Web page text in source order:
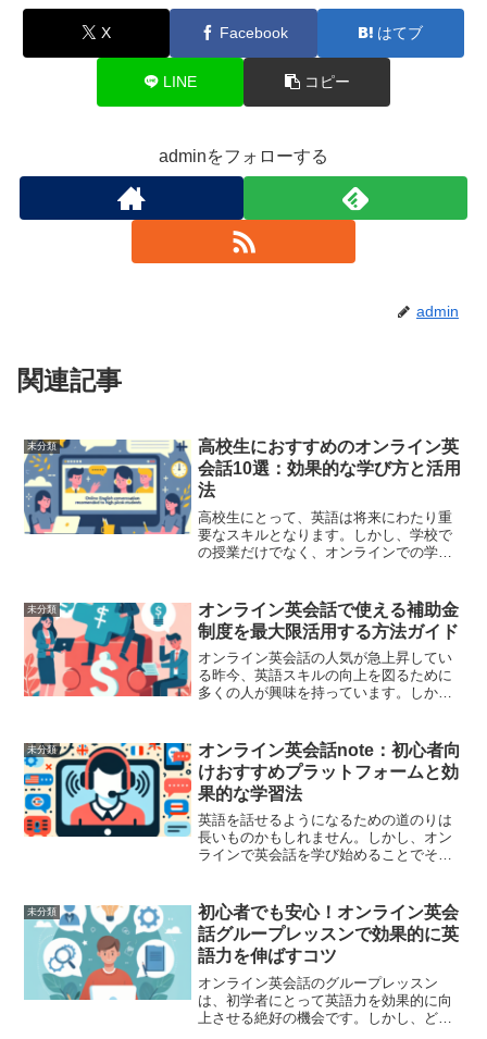
X Facebook はてブ
LINE コピー
adminをフォローする
admin
関連記事
未分類
高校生におすすめのオンライン英
会話10選：効果的な学び方と活用
法
高校生にとって、英語は将来にわたり重
要なスキルとなります。しかし、学校で
の授業だけでなく、オンラインでの学び
では、高校生におすすめのオンライン英
会話を10つご紹介し、そ...
未分類
オンライン英会話で使える補助金
制度を最大限活用する方法ガイド
オンライン英会話の人気が急上昇してい
る昨今、英語スキルの向上を図るために
多くの人が興味を持っています。しか
す。そんな時に役立つのが補助金制度で
す。本記事では、オンライン英...
未分類
オンライン英会話note：初心者向
けおすすめプラットフォームと効
果的な学習法
英語を話せるようになるための道のりは
長いものかもしれません。しかし、オン
ラインで英会話を学び始めることでその
心者におすすめのオンライン英会話プラ
ットフォームと、効果的に...
未分類
初心者でも安心！オンライン英会
話グループレッスンで効果的に英
語力を伸ばすコツ
オンライン英会話のグループレッスン
は、初学者にとって英語力を効果的に向
上させる絶好の機会です。しかし、どの